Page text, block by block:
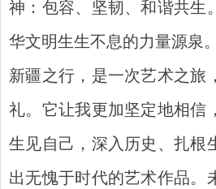
神：包容、坚韧、和谐共生
华文明生生不息的力量源泉。
新疆之行，是一次艺术之旅
礼。它让我更加坚定地相信
生见自己，深入历史、扎根
出无愧于时代的艺术作品。